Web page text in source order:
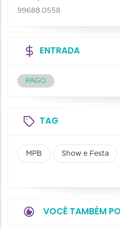
99688.0558
ENTRADA
PAGO
TAG
MPB Show e Festa
VOCÊ TAMBÉM